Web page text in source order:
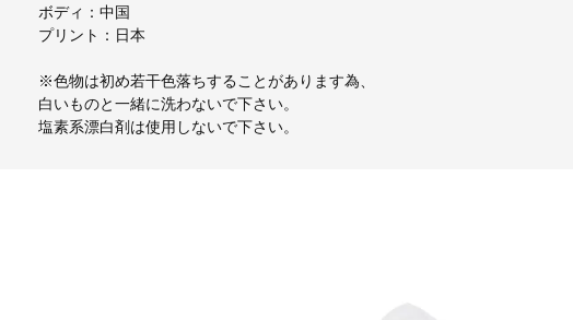
ボディ：中国
プリント：日本
※色物は初め若干色落ちすることがあります為、
白いものと一緒に洗わないで下さい。
塩素系漂白剤は使用しないで下さい。